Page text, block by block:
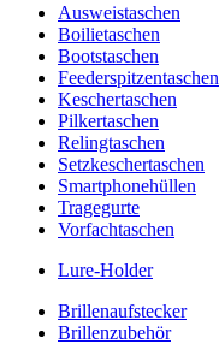
Ausweistaschen
Boilietaschen
Bootstaschen
Feederspitzentaschen
Keschertaschen
Pilkertaschen
Relingtaschen
Setzkeschertaschen
Smartphonehüllen
Tragegurte
Vorfachtaschen
Lure-Holder
Brillenaufstecker
Brillenzubehör